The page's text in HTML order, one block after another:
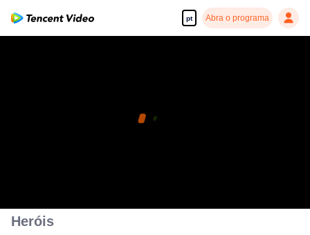
pt Abra o programa
Heróis